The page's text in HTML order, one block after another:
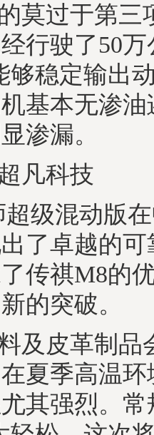
莫过于第三
行驶了50
够稳定输出
基本无渗
渗漏。
凡科技
级混动版
了卓越的
传祺M8的
的突破。
及皮革制品
夏季高温
其强烈。